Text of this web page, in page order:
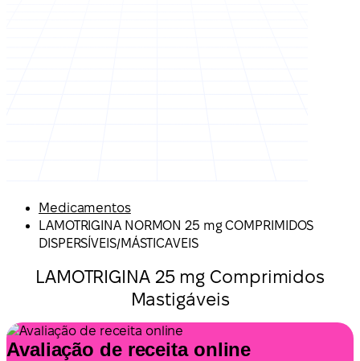
Medicamentos
LAMOTRIGINA NORMON 25 mg COMPRIMIDOS
DISPERSÍVEIS/MÁSTICAVEIS
LAMOTRIGINA 25 mg Comprimidos
Mastigáveis
Avaliação de receita online